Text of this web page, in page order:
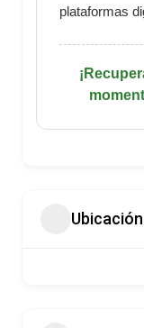
plataformas
Ubicación